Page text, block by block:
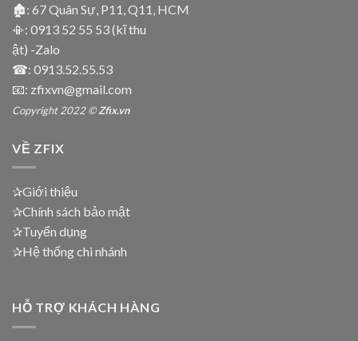
🏚: 67 Quân Sự, P11, Q11, HCM
📳: 0913 52 55 53 (kĩ thu
ật) -Zalo
☎: 0913.52.55.53
📧: zfixvn@gmail.com
Copyright 2022 ©Zfix.vn
VỀ ZFIX
✰Giới thiệu
✰Chính sách bảo mật
✰Tuyển dụng
✰Hệ thống chi nhánh
HỖ TRỢ KHÁCH HÀNG